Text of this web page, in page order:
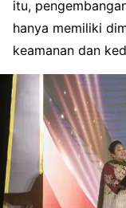
itu,
hanya memiliki
keamanan dan